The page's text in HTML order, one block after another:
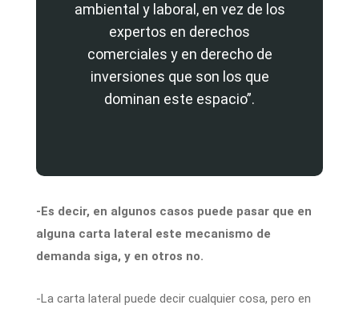
ambiental y laboral, en vez de los
expertos en derechos
comerciales y en derecho de
inversiones que son los que
dominan este espacio”.
-Es decir, en algunos casos puede pasar que en
alguna carta lateral este mecanismo de
demanda siga, y en otros no.
-La carta lateral puede decir cualquier cosa, pero en